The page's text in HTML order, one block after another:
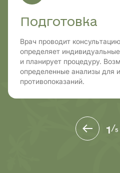
Подготовка
Врач проводит
определяет
и планирует процедуру.
определенные анализы для
противопоказаний.
1/5